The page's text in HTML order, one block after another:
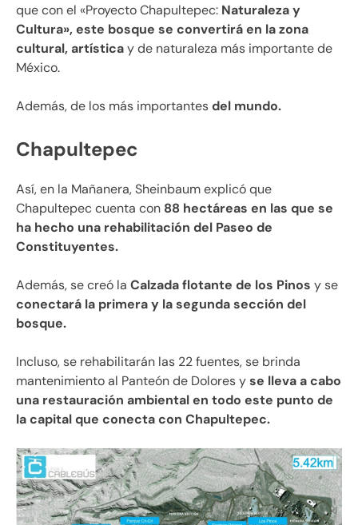
que con el «Proyecto Chapultepec: Naturaleza y
Cultura», este bosque se convertirá en la zona
cultural, artísticay de naturaleza más importante de
México.
Además, de los más importantesdel mundo.
Chapultepec
Así, en la Mañanera, Sheinbaum explicó que
Chapultepec cuenta con 88 hectáreas en las que se
ha hecho una rehabilitación del Paseo de
Constituyentes.
Además, se creó la Calzada flotante de los Pinos y se
conectará la primera y la segunda sección del
bosque.
Incluso, se rehabilitarán las 22 fuentes, se brinda
mantenimiento al Panteón de Dolores yse lleva a cabo
una restauración ambiental en todo este punto de
la capital que conecta con Chapultepec.